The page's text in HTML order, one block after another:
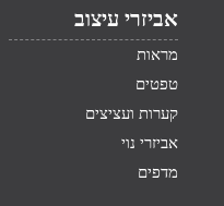
אביזרי עיצוב
מראות
טפטים
קערות ועציצים
אביזרי נוי
מדפים